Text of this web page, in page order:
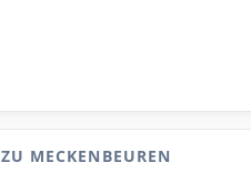
MECKENBEUREN